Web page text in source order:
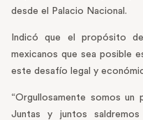
desde el Palacio Nacional.
Indicó que el propósito
mexicanos que sea posible
este desafío legal y
“Orgullosamente somos un
Juntas y juntos